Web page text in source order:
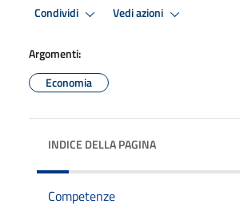
Condividi Vedi azioni
Argomenti:
Economia
INDICE DELLA PAGINA
Competenze